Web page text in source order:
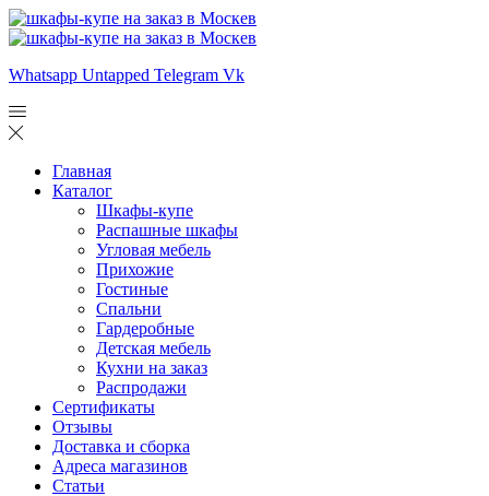
Whatsapp Untapped Telegram Vk
Главная
Каталог
Шкафы-купе
Распашные шкафы
Угловая мебель
Прихожие
Гостиные
Спальни
Гардеробные
Детская мебель
Кухни на заказ
Распродажи
Сертификаты
Отзывы
Доставка и сборка
Адреса магазинов
Статьи